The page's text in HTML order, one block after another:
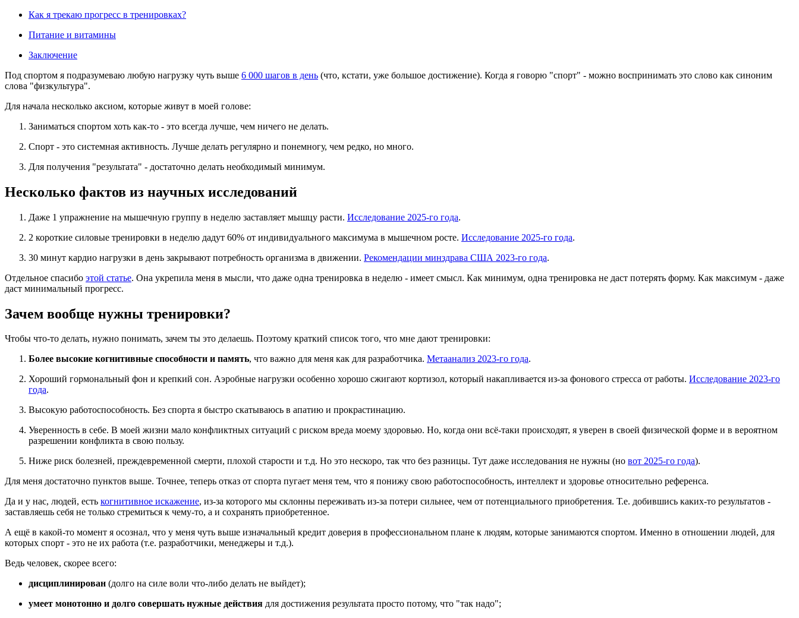
Как я трекаю прогресс в тренировках?
Питание и витамины
Заключение
Под спортом я подразумеваю любую нагрузку чуть выше 6 000 шагов в день (что, кстати, уже большое достижение). Когда я говорю "спорт" - можно воспринимать это слово как синоним
слова "физкультура".
Для начала несколько аксиом, которые живут в моей голове:
Заниматься спортом хоть как-то - это всегда лучше, чем ничего не делать.
Спорт - это системная активность. Лучше делать регулярно и понемногу, чем редко, но много.
Для получения "результата" - достаточно делать необходимый минимум.
Несколько фактов из научных исследований
Даже 1 упражнение на мышечную группу в неделю заставляет мышцу расти. Исследование 2025-го года.
2 короткие силовые тренировки в неделю дадут 60% от индивидуального максимума в мышечном росте. Исследование 2025-го года.
30 минут кардио нагрузки в день закрывают потребность организма в движении. Рекомендации минздрава США 2023-го года.
Отдельное спасибо этой статье. Она укрепила меня в мысли, что даже одна тренировка в неделю - имеет смысл. Как минимум, одна тренировка не даст потерять форму. Как максимум - даже
даст минимальный прогресс.
Зачем вообще нужны тренировки?
Чтобы что-то делать, нужно понимать, зачем ты это делаешь. Поэтому краткий список того, что мне дают тренировки:
Более высокие когнитивные способности и память, что важно для меня как для разработчика. Метаанализ 2023-го года.
Хороший гормональный фон и крепкий сон. Аэробные нагрузки особенно хорошо сжигают кортизол, который накапливается из-за фонового стресса от работы. Исследование 2023-го
года.
Высокую работоспособность. Без спорта я быстро скатываюсь в апатию и прокрастинацию.
Уверенность в себе. В моей жизни мало конфликтных ситуаций с риском вреда моему здоровью. Но, когда они всё-таки происходят, я уверен в своей физической форме и в вероятном
разрешении конфликта в свою пользу.
Ниже риск болезней, преждевременной смерти, плохой старости и т.д. Но это нескоро, так что без разницы. Тут даже исследования не нужны (но вот 2025-го года).
Для меня достаточно пунктов выше. Точнее, теперь отказ от спорта пугает меня тем, что я понижу свою работоспособность, интеллект и здоровье относительно референса.
Да и у нас, людей, есть когнитивное искажение, из-за которого мы склонны переживать из-за потери сильнее, чем от потенциального приобретения. Т.е. добившись каких-то результатов -
заставляешь себя не только стремиться к чему-то, а и сохранять приобретенное.
А ещё в какой-то момент я осознал, что у меня чуть выше изначальный кредит доверия в профессиональном плане к людям, которые занимаются спортом. Именно в отношении людей, для
которых спорт - это не их работа (т.е. разработчики, менеджеры и т.д.).
Ведь человек, скорее всего:
дисциплинирован (долго на силе воли что-либо делать не выйдет);
умеет монотонно и долго совершать нужные действия для достижения результата просто потому, что "так надо";